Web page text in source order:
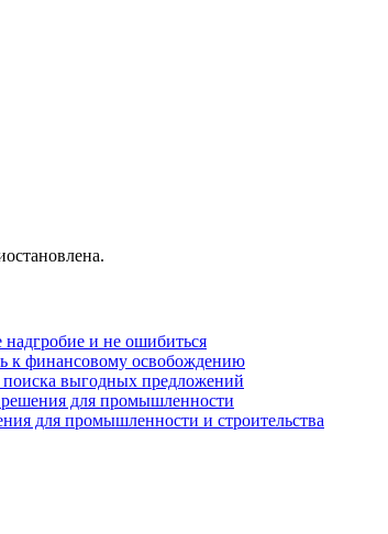
надгробие и не ошибиться
к финансовому освобождению
выгодных предложений
для промышленности
для промышленности и строительства